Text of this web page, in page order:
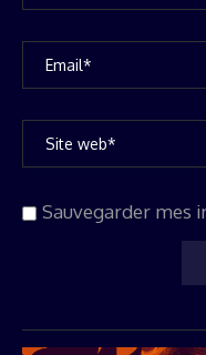
Sauvegarder mes